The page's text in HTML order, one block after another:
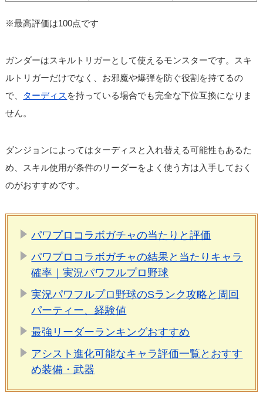
※最高評価は100点です
ガンダーはスキルトリガーとして使えるモンスターです。スキ
ルトリガーだけでなく、お邪魔や爆弾を防ぐ役割を持てるの
で、 ターディス を持っている場合でも完全な下位互換になりま
せん。
ダンジョンによってはターディスと入れ替える可能性もあるた
め、スキル使用が条件のリーダーをよく使う方は入手しておく
のがおすすめです。
パワプロコラボガチャの当たりと評価
パワプロコラボガチャの結果と当たりキャラ
確率｜実況パワフルプロ野球
実況パワフルプロ野球のSランク攻略と周回
パーティー、経験値
最強リーダーランキングおすすめ
アシスト進化可能なキャラ評価一覧とおすす
め装備・武器